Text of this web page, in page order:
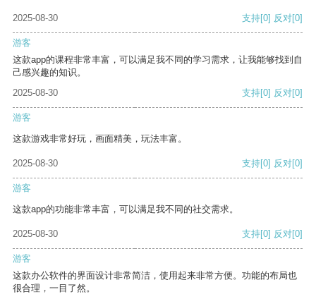
2025-08-30 支持[0] 反对[0]
游客
这款app的课程非常丰富，可以满足我不同的学习需求，让我能够找到自
己感兴趣的知识。
2025-08-30
支持[0] 反对[0]
游客
这款游戏非常好玩，画面精美，玩法丰富。
2025-08-30 支持[0] 反对[0]
游客
这款app的功能非常丰富，可以满足我不同的社交需求。
2025-08-30 支持[0] 反对[0]
游客
这款办公软件的界面设计非常简洁，使用起来非常方便。功能的布局也
很合理，一目了然。